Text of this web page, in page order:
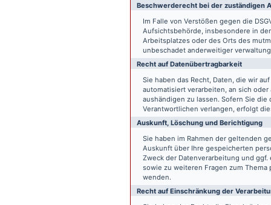
Beschwerde­recht bei der zuständigen
Im Falle von Verstößen gegen die
Aufsichtsbehörde, insbesondere in
Arbeitsplatzes oder des Orts des
unbeschadet anderweitiger
Recht auf Daten­übertrag­barkeit
Sie haben das Recht, Daten, die wir
automatisiert verarbeiten, an sich
aushändigen zu lassen. Sofern Sie
Verantwortlichen verlangen, erfolgt
Auskunft, Löschung und Berichtigung
Sie haben im Rahmen der geltenden
Auskunft über Ihre gespeicherten
Zweck der Datenverarbeitung und
sowie zu weiteren Fragen zum
wenden.
Recht auf Einschränkung der